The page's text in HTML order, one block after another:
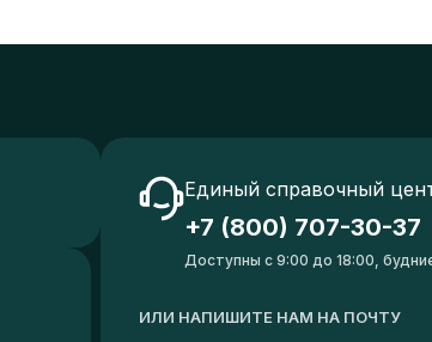
Единый справочный
+7 (800) 707-30-37
Доступны с 9:00 до 18:00,
ИЛИ НАПИШИТЕ НАМ НА ПОЧТУ